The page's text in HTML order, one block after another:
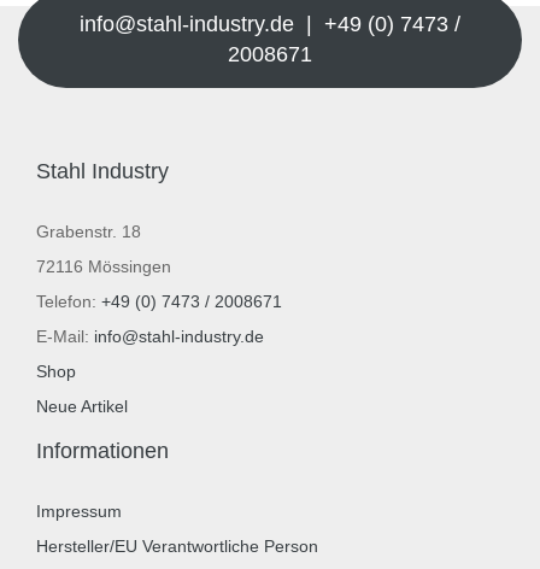
info@stahl-industry.de | +49 (0) 7473 /
2008671
Stahl Industry
Grabenstr. 18
72116 Mössingen
Telefon: +49 (0) 7473 / 2008671
E-Mail: info@stahl-industry.de
Shop
Neue Artikel
Informationen
Impressum
Hersteller/EU Verantwortliche Person